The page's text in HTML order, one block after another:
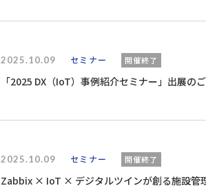
2025.10.09 セミナー 開催終了
「2025 DX（IoT）事例紹介セミナー」出展の
2025.10.09 セミナー 開催終了
Zabbix × IoT × デジタルツインが創る施設管